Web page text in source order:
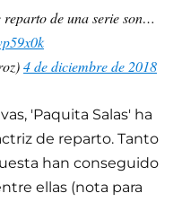
de una serie son…
4 de diciembre de 2018
'Paquita Salas' ha
de reparto. Tanto
han conseguido
ellas (nota para